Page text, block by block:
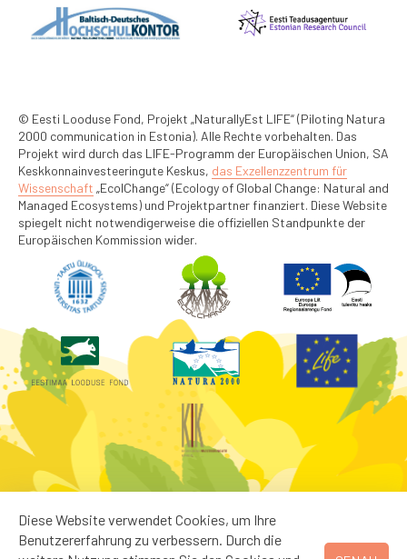
© Eesti Looduse Fond, Projekt „NaturallyEst LIFE“ (Piloting Natura
2000 communication in Estonia). Alle Rechte vorbehalten. Das
Projekt wird durch das LIFE-Programm der Europäischen Union, SA
Keskkonnainvesteeringute Keskus, das Exzellenzzentrum für
Wissenschaft „EcolChange“ (Ecology of Global Change: Natural and
Managed Ecosystems) und Projektpartner finanziert. Diese Website
spiegelt nicht notwendigerweise die offiziellen Standpunkte der
Europäischen Kommission wider.
Diese Website verwendet Cookies, um Ihre
Benutzererfahrung zu verbessern. Durch die